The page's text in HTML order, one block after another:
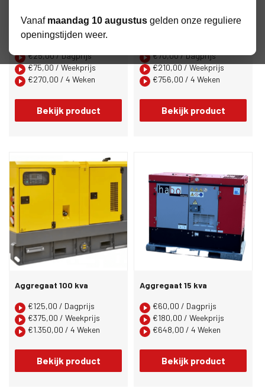
Accu compressor
€25,00/ Dagprijs
€75,00/ Weekprijs
€270,00 / 4 Weken
Bekijk product
€70,00/ Dagprijs
€210,00/ Weekprijs
€756,00 / 4 Weken
Bekijk product
Aggregaat 100 kva
€125,00 / Dagprijs
€375,00 / Weekprijs
€1.350,00 / 4 Weken
Bekijk product
Aggregaat 15 kva
€60,00 / Dagprijs
€180,00 / Weekprijs
€648,00 / 4 Weken
Bekijk product
Vanaf maandag 10 augustus gelden onze reguliere
openingstijden weer.